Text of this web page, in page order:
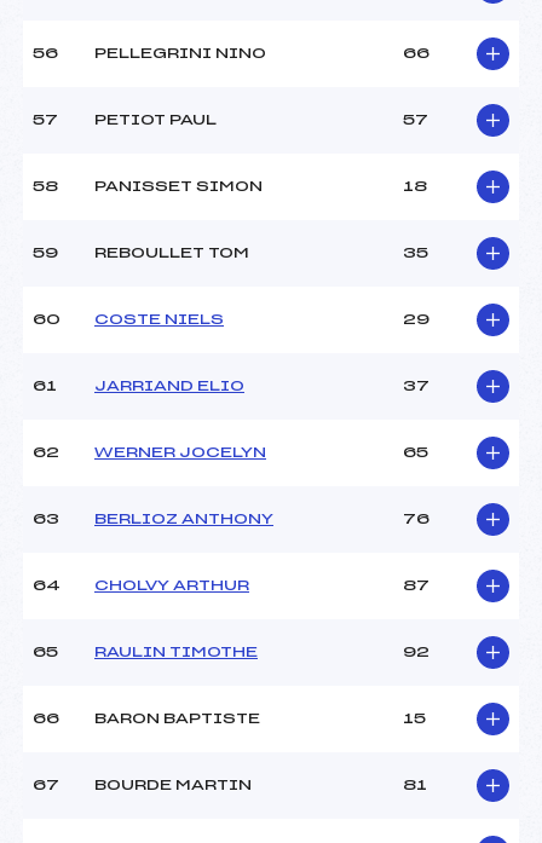
56 PELLEGRINI NINO 66
57 PETIOT PAUL 57
58 PANISSET SIMON 18
59 REBOULLET TOM 35
60 COSTE NIELS 29
61 JARRIAND ELIO 37
62 WERNER JOCELYN 65
63 BERLIOZ ANTHONY 76
64 CHOLVY ARTHUR 87
65 RAULIN TIMOTHE 92
66 BARON BAPTISTE 15
67 BOURDE MARTIN 81